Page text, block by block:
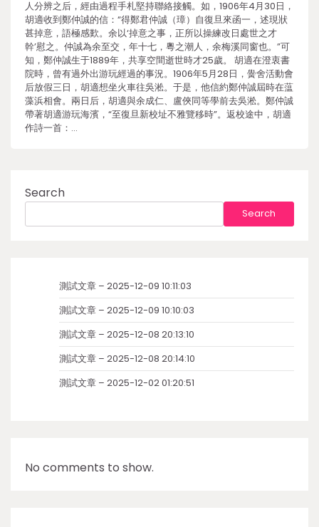
人分辨之后，經由過程手札堅持聯絡接觸。如，1906年4月30日，
胡適收到鄭仲誠的信：“得鄭君仲誠（璋）自復旦來函一，述現狀
甚掉意，語極感歎。余以‘掉意之事，正所以操練改日處世之才
幹’慰之。仲誠為余至交，年十七，粵之潮人，余梅溪同窗也。”可
知，鄭仲誠生于1889年，共享空間逝世時才25歲。 胡適在澄衷書
院時，曾有過外出游玩經過的事況。1906年5月28日，黌舍活動會
后放假三日，胡適想坐火車往吳淞。于是，他信約鄭仲誠屆時在蕰
藻浜相會。兩日后，胡適與余成仁、盧俠同等學前去吳淞。鄭仲誠
帶著胡適游玩海濱，“至復旦新校址不雅覽移時”。返校途中，胡適
作詩一首：…
Search
Search
測試文章 – 2025-12-09 10:11:03
測試文章 – 2025-12-09 10:10:03
測試文章 – 2025-12-08 20:13:10
測試文章 – 2025-12-08 20:14:10
測試文章 – 2025-12-02 01:20:51
No comments to show.